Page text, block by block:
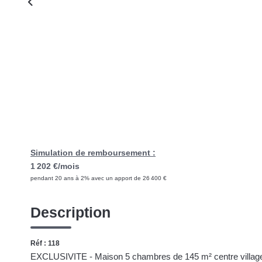
Simulation de remboursement :
1 202 €/mois
pendant 20 ans à 2% avec un apport de 26 400 €
Description
Réf : 118
EXCLUSIVITE - Maison 5 chambres de 145 m² centre